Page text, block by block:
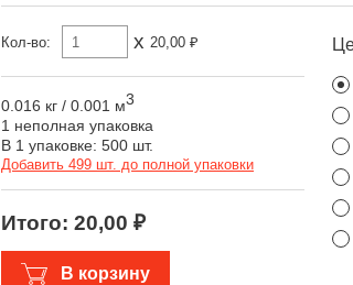
Кол-во: x 20,00 ₽
0.016 кг / 0.001 м3
1 неполная упаковка
В 1 упаковке: 500 шт.
Добавить 499 шт. до полной упаковки
Итого: 20,00 ₽
В корзину